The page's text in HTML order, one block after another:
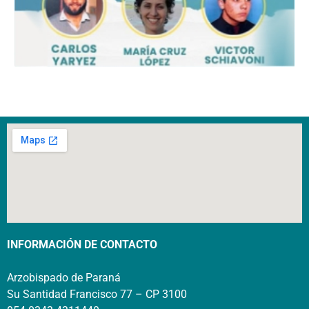
INFORMACIÓN DE CONTACTO
Arzobispado de Paraná
Su Santidad Francisco 77 – CP 3100